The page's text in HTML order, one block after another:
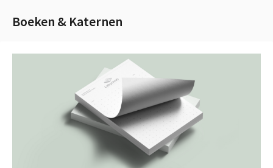
Boeken & Katernen